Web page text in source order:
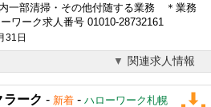
一部清掃・その他付随する業務 ＊業務
ワーク求人番号 01010-28732161
31日
関連求人情報
ラーク - 新着 - ハローワーク札幌